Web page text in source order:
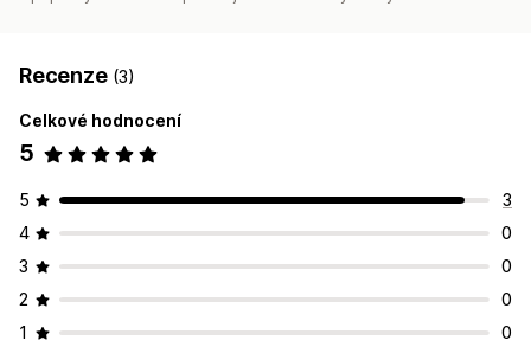
Recenze (3)
Celkové hodnocení
5
5
3
4
0
3
0
2
0
1
0